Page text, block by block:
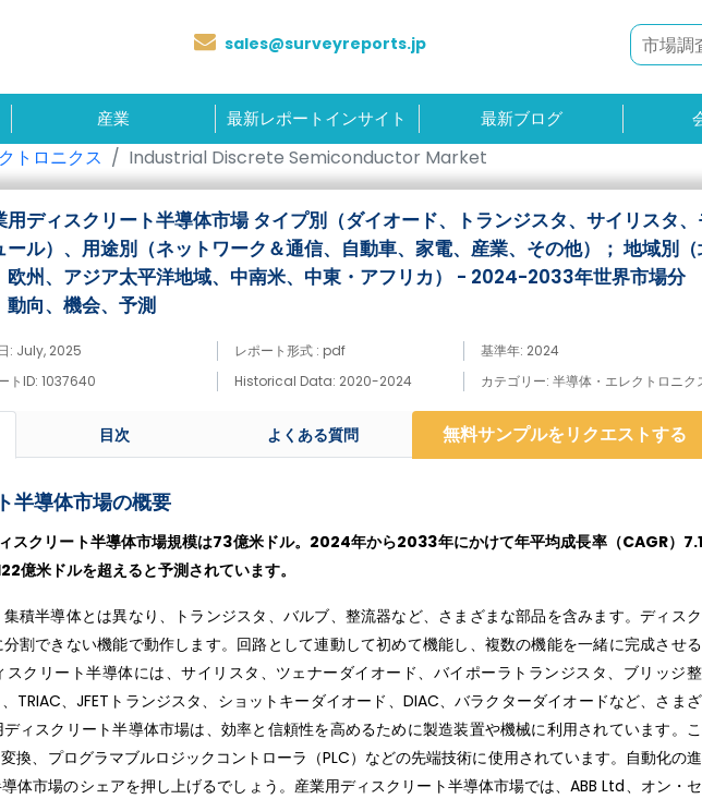
sales@surveyreports.jp
産業 最新レポートインサイト 最新ブログ
トロニクス Industrial Discrete Semiconductor Market
用ディスクリート半導体市場 タイプ別（ダイオード、トランジスタ、サイリスタ
ール）、用途別（ネットワーク＆通信、自動車、家電、産業、その他）； 地域別
欧州、アジア太平洋地域、中南米、中東・アフリカ） - 2024-2033年世界市場分
動向、機会、予測
: July, 2025 レポート形式 : pdf
基準年: 2024
トID: 1037640
Historical Data: 2020-2024 カテゴリー: 半導体・エレクトロニク
目次 よくある質問 無料サンプルをリクエストする
半導体市場の概要
スクリート半導体市場規模は73億米ドル。2024年から2033年にかけて年平均成長率（CAGR）
億米ドルを超えると予測されています。
積半導体とは異なり、トランジスタ、バルブ、整流器など、さまざまな部品を含みます。ディス
割できない機能で動作します。回路として連動して初めて機能し、複数の機能を一緒に完成させ
スクリート半導体には、サイリスタ、ツェナーダイオード、バイポーラトランジスタ、ブリッジ
TRIAC、JFETトランジスタ、ショットキーダイオード、DIAC、バラクターダイオードなど、さま
ィスクリート半導体市場は、効率と信頼性を高めるために製造装置や機械に利用されています。
換、プログラマブルロジックコントローラ（PLC）などの先端技術に使用されています。自動化の
体市場のシェアを押し上げるでしょう。産業用ディスクリート半導体市場では、ABB Ltd、オン・セ